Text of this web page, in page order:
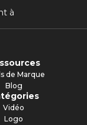
à
de Marque
Blog
Vidéo
Logo